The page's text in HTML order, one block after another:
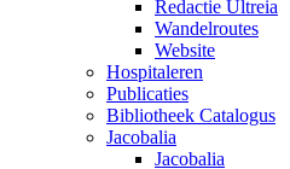
Redactie Ultreia
Wandelroutes
Website
Hospitaleren
Publicaties
Bibliotheek Catalogus
Jacobalia
Jacobalia